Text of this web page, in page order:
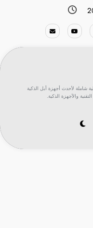
شاملة لأحدث أجهزة أبل الذكية
والأجهزة الذكية.